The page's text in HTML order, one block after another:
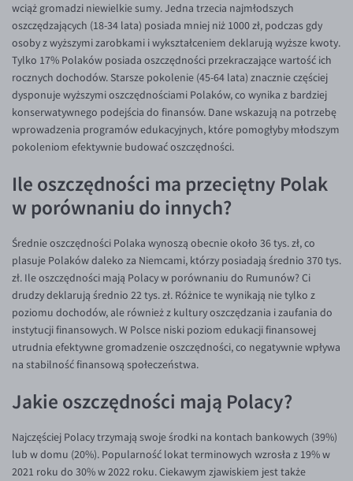
EUR/BGN
EUR/CAD
EUR/HKD
EUR/HUF
EUR/ILS
EUR/NZD
EUR/SGD
EUR/TRY
EUR/ZAR
GBP/USD
USD/CHF
wciąż gromadzi niewielkie sumy. Jedna trzecia najmłodszych
oszczędzających (18-34 lata) posiada mniej niż 1000 zł, podczas gdy
osoby z wyższymi zarobkami i wykształceniem deklarują wyższe kwoty.
Tylko 17% Polaków posiada oszczędności przekraczające wartość ich
rocznych dochodów. Starsze pokolenie (45-64 lata) znacznie częściej
dysponuje wyższymi oszczędnościami Polaków, co wynika z bardziej
konserwatywnego podejścia do finansów. Dane wskazują na potrzebę
wprowadzenia programów edukacyjnych, które pomogłyby młodszym
pokoleniom efektywnie budować oszczędności​.
Ile oszczędności ma przeciętny Polak
w porównaniu do innych?
Średnie oszczędności Polaka wynoszą obecnie około 36 tys. zł, co
plasuje Polaków daleko za Niemcami, którzy posiadają średnio 370 tys.
zł. Ile oszczędności mają Polacy w porównaniu do Rumunów? Ci
drudzy deklarują średnio 22 tys. zł. Różnice te wynikają nie tylko z
poziomu dochodów, ale również z kultury oszczędzania i zaufania do
instytucji finansowych. W Polsce niski poziom edukacji finansowej
utrudnia efektywne gromadzenie oszczędności, co negatywnie wpływa
na stabilność finansową społeczeństwa​.
Jakie oszczędności mają Polacy?
Najczęściej Polacy trzymają swoje środki na kontach bankowych (39%)
lub w domu (20%). Popularność lokat terminowych wzrosła z 19% w
2021 roku do 30% w 2022 roku. Ciekawym zjawiskiem jest także